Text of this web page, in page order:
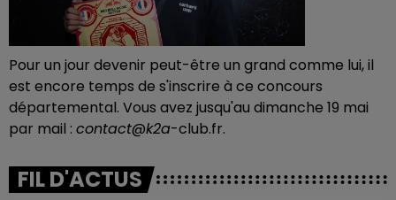
Pour un jour devenir peut-être un grand comme lui, il
est encore temps de s'inscrire à ce concours
départemental. Vous avez jusqu'au dimanche 19 mai
par mail : contact@k2a-club.fr.
FIL D'ACTUS